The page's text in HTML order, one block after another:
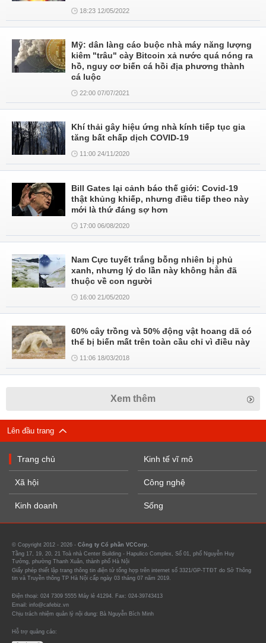
18:23 12/05/2022
Mỹ: dân làng cáo buộc nhà máy năng lượng
kiêm "trâu" cày Bitcoin xả nước quá nóng ra
hồ, nguy cơ biến cá hồi địa phương thành
cá luộc
22:00 07/07/2021
Khí thải gây hiệu ứng nhà kính tiếp tục gia
tăng bất chấp dịch COVID-19
11:00 24/11/2020
Bill Gates lại cảnh báo thế giới: Covid-19
thật khủng khiếp, nhưng điều tiếp theo này
mới là thứ đáng sợ hơn
17:00 06/08/2020
Nam Cực tuyết trắng bỗng nhiên bị phủ
xanh, nhưng lý do lần này không hẳn đã
thuộc về con người
16:00 21/05/2020
60% cây trồng và 50% động vật hoang dã có
thể bị biến mất trên toàn cầu chỉ vì điều này
11:06 18/03/2018
Xem thêm
Lên đầu trang
Trang chủ
Xã hội
Kinh doanh
Kinh tế vĩ mô
Công nghệ
Sống
© Copyright 2012 - 2026 - Công ty Cổ phần VCCorp.
Tầng 17, 19, 20, 21 Toà nhà Center Building - Hapulico Complex, Số 01, phố Nguyễn Huy
Tưởng, phường Thanh Xuân, thành phố Hà Nội
Giấy phép thiết lập trang thông tin điện tử tổng hợp trên internet số 3321/GP-TTĐT do Sở Thông
tin và Truyền thông TP Hà Nội cấp ngày 03 tháng 07 năm 2019.
Điện thoại: 024 7309 5555 Máy lẻ 41294. Fax: 024-39743413
Email: info@cafebiz.vn
Chịu trách nhiệm quản lý nội dung: Bà Nguyễn Bích Minh
Hỗ trợ quảng cáo: